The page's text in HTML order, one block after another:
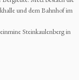
und dem Bahnhof im
Steinkaulenberg in